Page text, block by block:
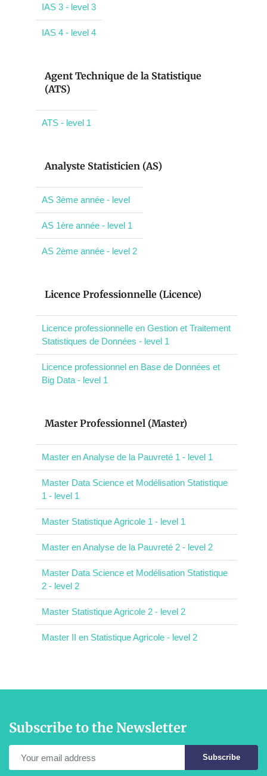
IAS 3 - level 3
IAS 4 - level 4
Agent Technique de la Statistique
(ATS)
ATS - level 1
Analyste Statisticien (AS)
AS 3ème année - level
AS 1ère année - level 1
AS 2ème année - level 2
Licence Professionnelle (Licence)
Licence professionnelle en Gestion et Traitement
Statistiques de Données - level 1
Licence professionnel en Base de Données et
Big Data - level 1
Master Professionnel (Master)
Master en Analyse de la Pauvreté 1 - level 1
Master Data Science et Modélisation Statistique
1 - level 1
Master Statistique Agricole 1 - level 1
Master en Analyse de la Pauvreté 2 - level 2
Master Data Science et Modélisation Statistique
2 - level 2
Master Statistique Agricole 2 - level 2
Master II en Statistique Agricole - level 2
Subscribe to the Newsletter
Subscribe